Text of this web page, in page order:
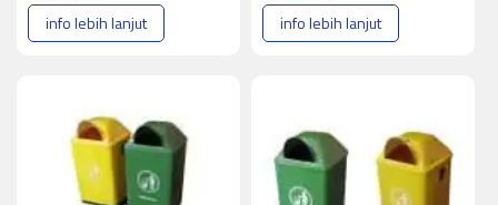
info lebih lanjut info lebih lanjut